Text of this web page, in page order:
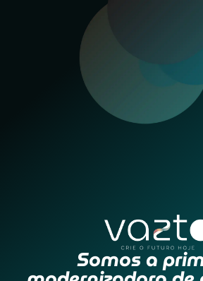
Somos a